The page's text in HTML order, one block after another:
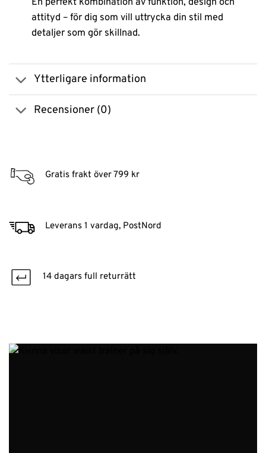
attityd – för dig som vill uttrycka din stil med
detaljer som gör skillnad.
Ytterligare information
Recensioner (0)
Gratis frakt över 799 kr
Leverans 1 vardag, PostNord
14 dagars full returrätt